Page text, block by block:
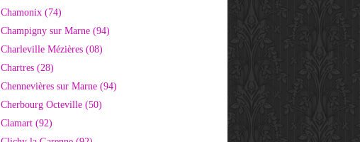
Chamonix (74)
Champigny sur Marne (94)
Charleville Mézières (08)
Chartres (28)
Chennevières sur Marne (94)
Cherbourg Octeville (50)
Clamart (92)